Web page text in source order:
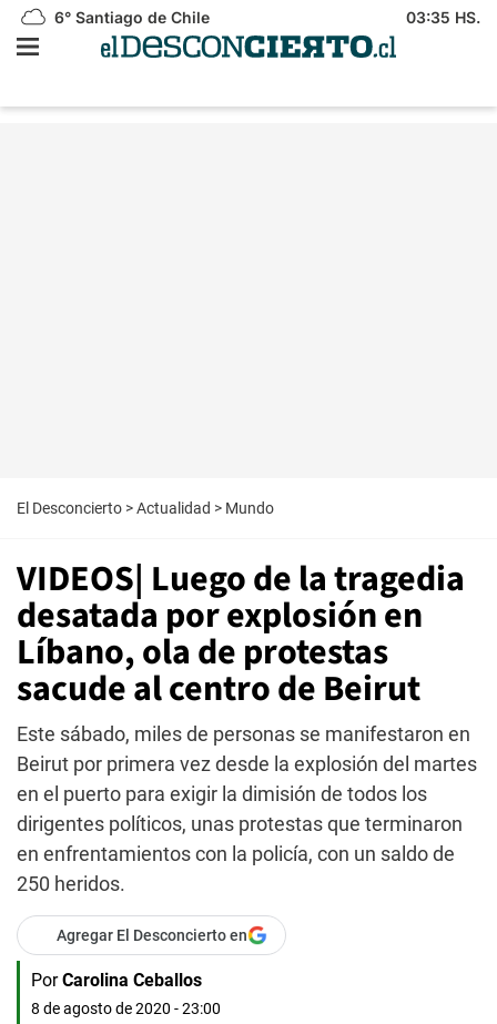
6° Santiago de Chile 03:35 HS.
El Desconcierto >Actualidad > Mundo
VIDEOS| Luego de la tragedia
desatada por explosión en
Líbano, ola de protestas
sacude al centro de Beirut
Este sábado, miles de personas se manifestaron en
Beirut por primera vez desde la explosión del martes
en el puerto para exigir la dimisión de todos los
dirigentes políticos, unas protestas que terminaron
en enfrentamientos con la policía, con un saldo de
250 heridos.
Agregar El Desconcierto en
Por Carolina Ceballos
8 de agosto de 2020 - 23:00